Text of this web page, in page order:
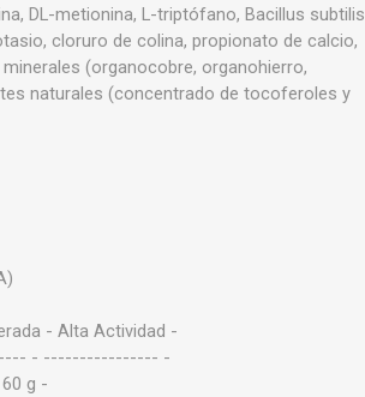
DL-metionina, L-triptófano, Bacillus subtilis
cloruro de colina, propionato de calcio,
minerales (organocobre, organohierro,
naturales (concentrado de tocoferoles y
- Alta Actividad -
- ---------------- -
g -